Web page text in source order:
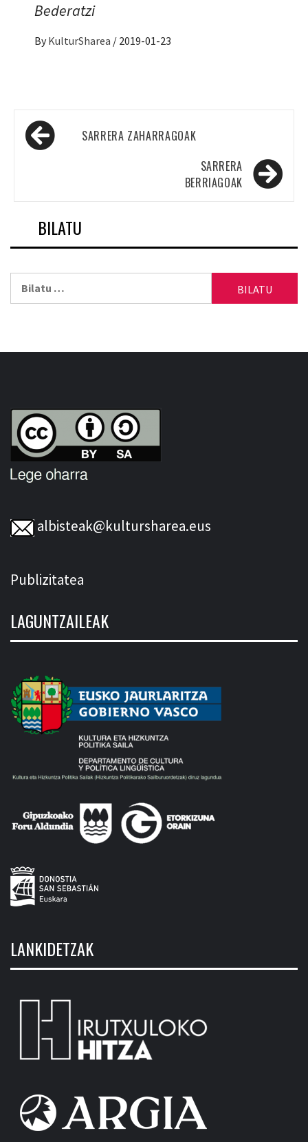
Bederatzi
By KulturSharea / 2019-01-23
Sarreren
nabigazioaSARRERA ZAHARRAGOAK
SARRERA
BERRIAGOAK
BILATU
albisteak@kultursharea.eus
Publizitatea
LAGUNTZAILEAK
LANKIDETZAK